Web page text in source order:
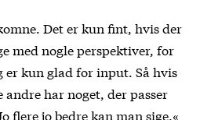
Det er kun fint, hvis der
med nogle perspektiver, for
er kun glad for input. Så hvis
andre har noget, der passer
flere jo bedre kan man sige.«